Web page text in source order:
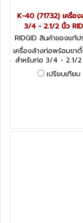
K-40 (71732) เครื่อ
3/4 - 2.1/2 นิ้ว
RIDGID สินค้าของแท้ป
มริกา K-40
เครื่องล้างท่อพร้อมขาตั้
สำหรับท่อ 3/4 - 2.1/
K-40
เปรียบเทียบ